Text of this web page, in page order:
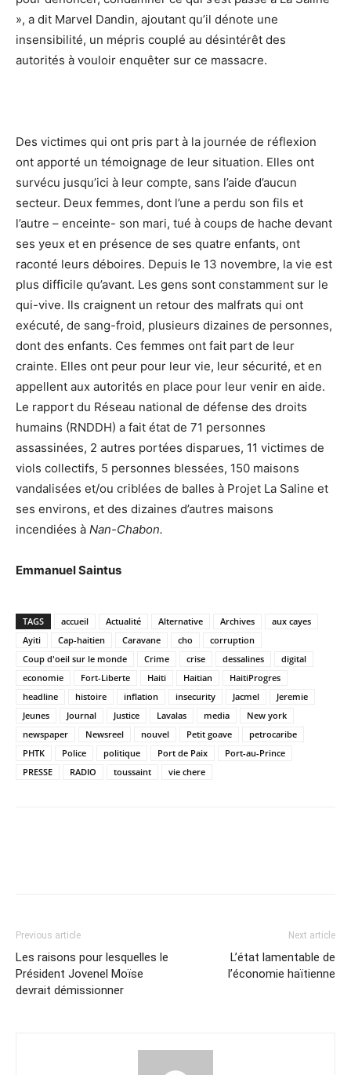
», a dit Marvel Dandin, ajoutant qu’il dénote une
insensibilité, un mépris couplé au désintérêt des
autorités à vouloir enquêter sur ce massacre.
Des victimes qui ont pris part à la journée de réflexion
ont apporté un témoignage de leur situation. Elles ont
survécu jusqu’ici à leur compte, sans l’aide d’aucun
secteur. Deux femmes, dont l’une a perdu son fils et
l’autre – enceinte- son mari, tué à coups de hache devant
ses yeux et en présence de ses quatre enfants, ont
raconté leurs déboires. Depuis le 13 novembre, la vie est
plus difficile qu’avant. Les gens sont constamment sur le
qui-vive. Ils craignent un retour des malfrats qui ont
exécuté, de sang-froid, plusieurs dizaines de personnes,
dont des enfants. Ces femmes ont fait part de leur
crainte. Elles ont peur pour leur vie, leur sécurité, et en
appellent aux autorités en place pour leur venir en aide.
Le rapport du Réseau national de défense des droits
humains (RNDDH) a fait état de 71 personnes
assassinées, 2 autres portées disparues, 11 victimes de
viols collectifs, 5 personnes blessées, 150 maisons
vandalisées et/ou criblées de balles à Projet La Saline et
ses environs, et des dizaines d’autres maisons
incendiées à Nan-Chabon.
Emmanuel Saintus
TAGS accueil Actualité Alternative Archives
aux cayes
Ayiti
Cap-haitien Caravane cho
corruption
Coup d'oeil sur le monde
Crime crise dessalines
digital
economie
Fort-Liberte Haiti Haitian
HaitiProgres
headline
histoire inflation insecurity Jacmel
Jeremie
Jeunes
Journal Justice Lavalas media
New york
newspaper
Newsreel nouvel Petit goave
petrocaribe
PHTK
Police politique Port de Paix
Port-au-Prince
PRESSE
RADIO toussaint vie chere
Previous article
Les raisons pour lesquelles le
Président Jovenel Moïse
devrait démissionner
Next article
L’état lamentable de
l’économie haïtienne